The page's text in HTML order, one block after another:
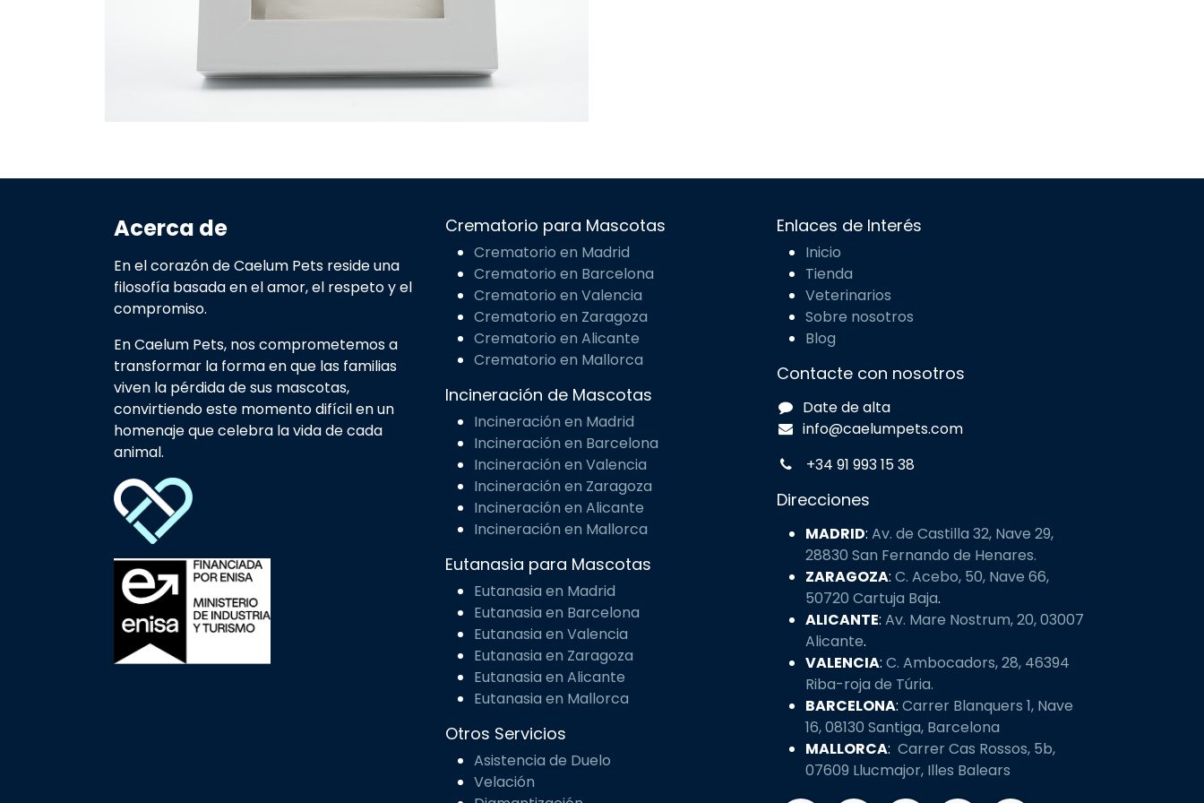
Acerca de
En el corazón de Caelum Pets reside una
filosofía basada en el amor, el respeto y el
compromiso.
En Caelum Pets, nos comprometemos a
transformar la forma en que las familias
viven la pérdida de sus mascotas,
convirtiendo este momento difícil en un
homenaje que celebra la vida de cada
animal.
Crematorio para Mascotas
Crematorio en Madrid
Crematorio en Barcelona
Crematorio en Valencia
Crematorio en Zaragoza
Crematorio en Alicante
Crematorio en Mallorca
Incineración de Mascotas
Incineración en Madrid
Incineración en Barcelona
Incineración en Valencia
Incineración en Zaragoza
Incineración en Alicante
Incineración en Mallorca
Eutanasia para Mascotas
Eutanasia en Madrid
Eutanasia en Barcelona
Eutanasia en Valencia
Eutanasia en Zaragoza
Eutanasia en Alicante
Eutanasia en Mallorca
Otros Servicios
Asistencia de Duelo
Velación
Enlaces de Interés
Inicio
Tienda
Veterinarios
Sobre nosotros
Blog
Contacte con nosotros
Date de alta
info@caelumpets.com
+34 91 993 15 38
Direcciones
MADRID: Av. de Castilla 32, Nave 29,
28830 San Fernando de Henares.
ZARAGOZA: C. Acebo, 50, Nave 66,
50720 Cartuja Baja.
ALICANTE: Av. Mare Nostrum, 20, 03007
Alicante.
VALENCIA: C. Ambocadors, 28, 46394
Riba-roja de Túria.
BARCELONA: Carrer Blanquers 1, Nave
16, 08130 Santiga, Barcelona
MALLORCA: Carrer Cas Rossos, 5b,
07609 Llucmajor, Illes Balears